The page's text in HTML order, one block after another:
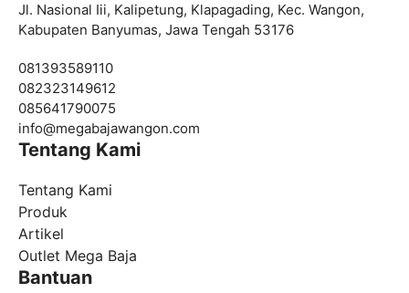
Jl. Nasional Iii, Kalipetung, Klapagading, Kec. Wangon,
Kabupaten Banyumas, Jawa Tengah 53176
081393589110
082323149612
085641790075
info@megabajawangon.com
Tentang Kami
Tentang Kami
Produk
Artikel
Outlet Mega Baja
Bantuan